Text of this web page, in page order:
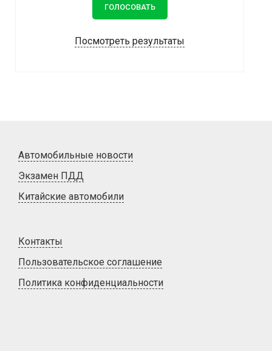
Посмотреть результаты
Автомобильные новости
Экзамен ПДД
Китайские автомобили
Контакты
Пользовательское соглашение
Политика конфиденциальности